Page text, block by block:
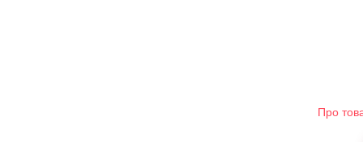
Про